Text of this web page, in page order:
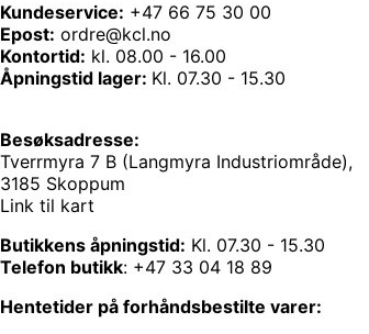
Kundeservice: +47 66 75 30 00
Epost: ordre@kcl.no
Kontortid: kl. 08.00 - 16.00
Åpningstid lager: Kl. 07.30 - 15.30
Besøksadresse:
Tverrmyra 7 B (Langmyra Industriområde),
3185 Skoppum
Link til kart
Butikkens åpningstid: Kl. 07.30 - 15.30
Telefon butikk: +47 33 04 18 89
Hentetider på forhåndsbestilte varer: